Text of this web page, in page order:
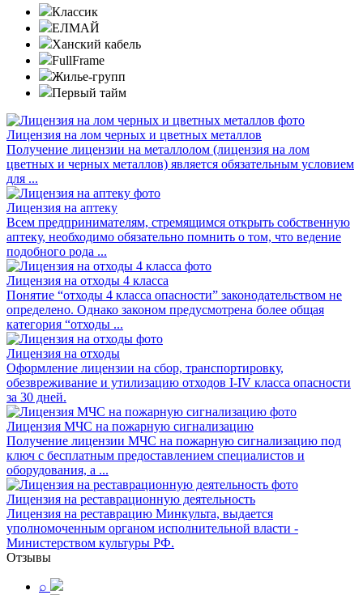
Классик
ЕЛМАЙ
Ханский кабель
FullFrame
Жилье-групп
Первый тайм
Лицензия на лом черных и цветных металлов
Получение лицензии на металлолом (лицензия на лом
цветных и черных металлов) является обязательным условием
для ...
Лицензия на аптеку
Всем предпринимателям, стремящимся открыть собственную
аптеку, необходимо обязательно помнить о том, что ведение
подобного рода ...
Лицензия на отходы 4 класса
Понятие “отходы 4 класса опасности” законодательством не
определено. Однако законом предусмотрена более общая
категория “отходы ...
Лицензия на отходы
Оформление лицензии на сбор, транспортировку,
обезвреживание и утилизацию отходов I-IV класса опасности
за 30 дней.
Лицензия МЧС на пожарную сигнализацию
Получение лицензии МЧС на пожарную сигнализацию под
ключ с бесплатным предоставлением специалистов и
оборудования, а ...
Лицензия на реставрационную деятельность
Лицензия на реставрацию Минкульта, выдается
уполномоченным органом исполнительной власти -
Министерством культуры РФ.
Отзывы
⌕